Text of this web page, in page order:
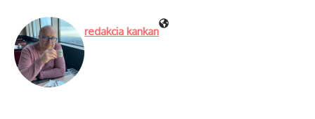
redakcia kankan